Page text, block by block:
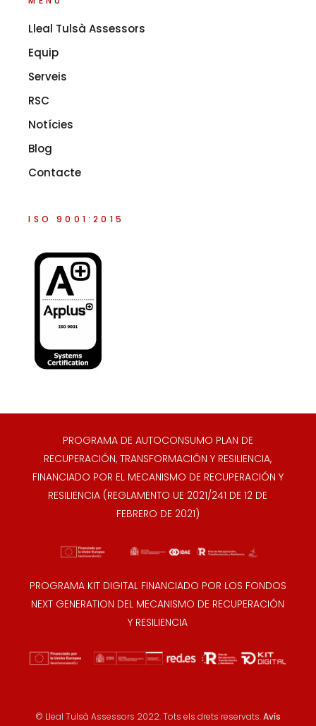
Lleal Tulsà Assessors
Equip
Serveis
RSC
Notícies
Blog
Contacte
ISO 9001:2015
PROGRAMA DE AUTOCONSUMO PLAN DE
RECUPERACIÓN, TRANSFORMACIÓN Y RESILIENCIA,
FINANCIADO POR EL MECANISMO DE RECUPERACIÓN Y
RESILIENCIA (REGLAMENTO UE 2021/241 DE 12 DE
FEBRERO DE 2021)
PROGRAMA KIT DIGITAL FINANCIADO POR LOS FONDOS
NEXT GENERATION DEL MECANISMO DE RECUPERACIÓN
Y RESILIENCIA
© Lleal Tulsà Assessors 2022. Tots els drets reservats.Avís